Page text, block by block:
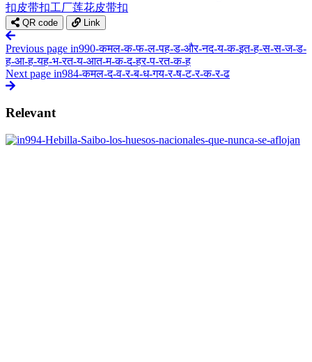
扣皮带扣工厂莲花皮带扣
QR code Link
Previous page in990-कमल-क-फ-ल-पह-ड-और-नद-य-क-इत-ह-स-स-ज-ड-
ह-आ-ह-यह-भ-रत-य-आत-म-क-द-हर-प-रत-क-ह
Next page in984-कमल-द-व-र-ब-ध-गय-र-ष-ट-र-क-र-ढ
Relevant